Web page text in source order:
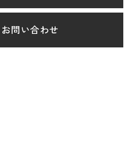
お問い合わせ